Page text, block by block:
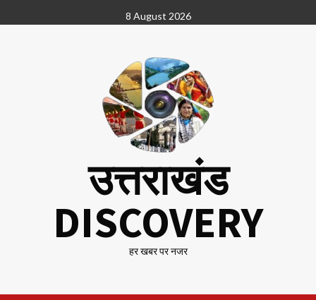
to
8 August 2026
उत्तराखंड
DISCOVERY
हर खबर पर नजर